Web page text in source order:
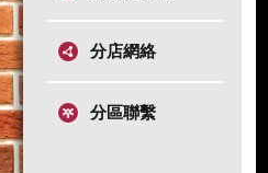
分店網絡
分區聯繫